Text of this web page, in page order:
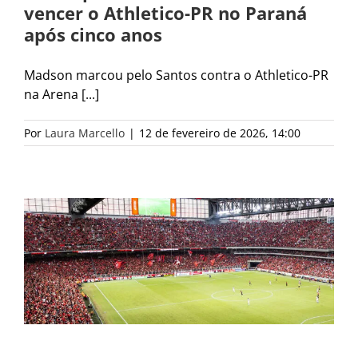
vencer o Athletico-PR no Paraná
após cinco anos
Madson marcou pelo Santos contra o Athletico-PR
na Arena [...]
Por Laura Marcello | 12 de fevereiro de 2026, 14:00